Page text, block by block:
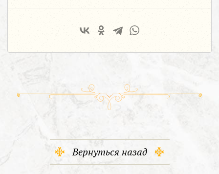
Вернуться назад